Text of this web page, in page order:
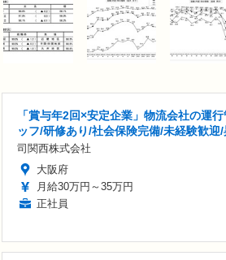
「賞与年2回×安定企業」物流会社の運
ッフ/研修あり/社会保険完備/未経験歓迎/
司関西株式会社
大阪府
月給30万円～35万円
正社員